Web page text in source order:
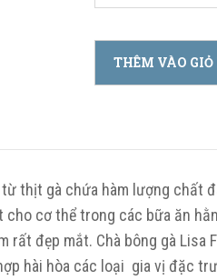
THÊM VÀO GIỎ
thịt gà chứa hàm lượng chất
cơ thể trong các bữa ăn
rất đẹp mắt. Chà bông gà
hài hòa các loại gia vị đặc